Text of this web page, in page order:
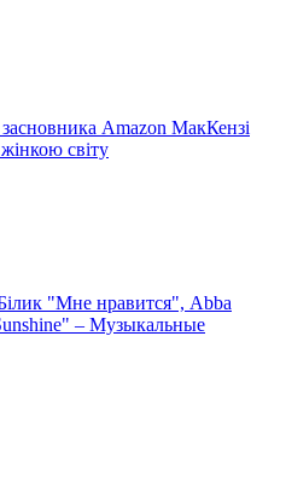
Amazon МакКензі
світу
"Мне нравится", Abba
– Музыкальные